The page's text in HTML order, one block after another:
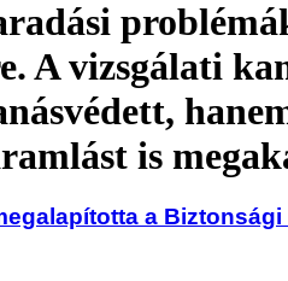
A vizsgálati
is
a